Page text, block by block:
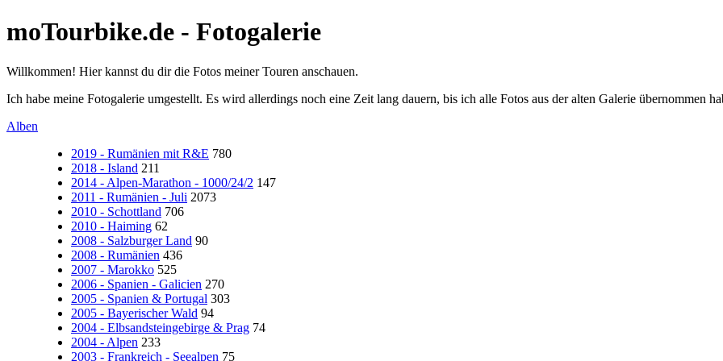
moTourbike.de - Fotogalerie
Willkommen! Hier kannst du dir die Fotos meiner Touren anschauen.
Ich habe meine Fotogalerie umgestellt. Es wird allerdings noch eine Zeit lang dauern, bis ich alle Fotos aus der alten Galerie übernommen
Alben
2019 - Rumänien mit R&E 780
2018 - Island 211
2014 - Alpen-Marathon - 1000/24/2 147
2011 - Rumänien - Juli 2073
2010 - Schottland 706
2010 - Haiming 62
2008 - Salzburger Land 90
2008 - Rumänien 436
2007 - Marokko 525
2006 - Spanien - Galicien 270
2005 - Spanien & Portugal 303
2005 - Bayerischer Wald 94
2004 - Elbsandsteingebirge & Prag 74
2004 - Alpen 233
2003 - Frankreich - Seealpen 75